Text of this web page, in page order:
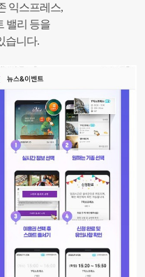
익스프레스,
밸리 등을
습니다.